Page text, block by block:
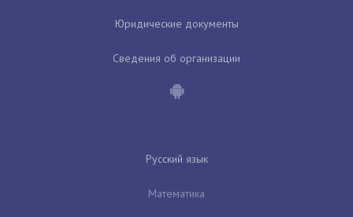
Юридические документы
Сведения об организации
Русский язык
Математика